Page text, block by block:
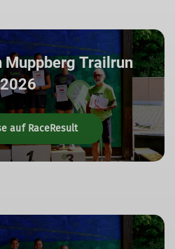
Muppberg Trailrun
2026
auf RaceResult